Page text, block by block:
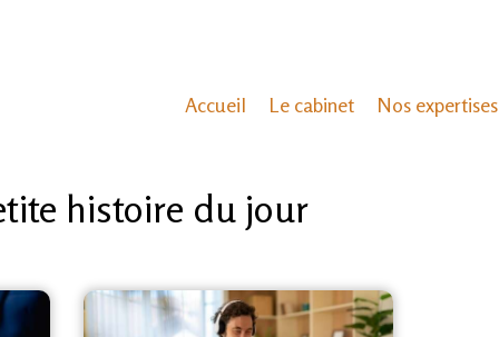
Accueil Le cabinet Nos expertises
histoire du jour